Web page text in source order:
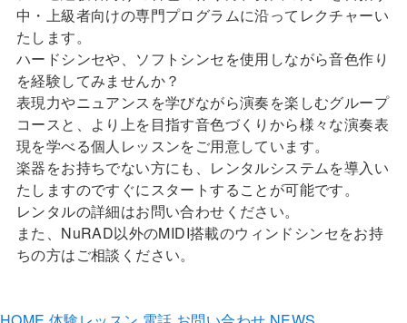
中・上級者向けの専門プログラムに沿ってレクチャーい
たします。
ハードシンセや、ソフトシンセを使用しながら音色作り
を経験してみませんか？
表現力やニュアンスを学びながら演奏を楽しむグループ
コースと、より上を目指す音色づくりから様々な演奏表
現を学べる個人レッスンをご用意しています。
楽器をお持ちでない方にも、レンタルシステムを導入い
たしますのですぐにスタートすることが可能です。
レンタルの詳細はお問い合わせください。
また、NuRAD以外のMIDI搭載のウィンドシンセをお持
ちの方はご相談ください。